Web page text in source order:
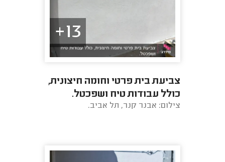
13+
צביעת בית פרטי וחומה חיצונית,
כולל עבודות טיח ושפכטל.
צילום: אבנר קנר, תל אביב.